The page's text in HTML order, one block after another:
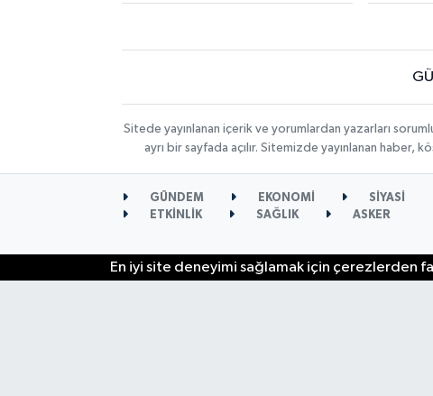
Sitede yayınlanan içerik ve yorumlardan yazarları
ayrı bir sayfada açılır. Sitemizde yayınlanan haber,
GÜNDEM EKONOMİ SİYASİ
ETKİNLİK
SAĞLIK ASKER
En iyi site deneyimi sağlamak için çerezlerden